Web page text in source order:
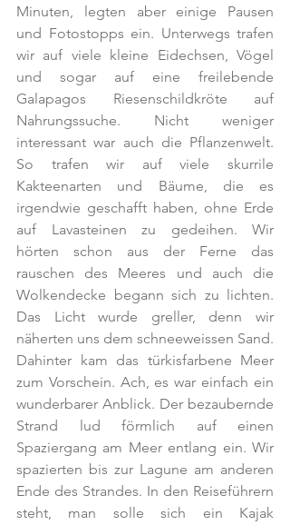
Minuten, legten aber einige Pausen
und Fotostopps ein. Unterwegs trafen
wir auf viele kleine Eidechsen, Vögel
und sogar auf eine freilebende
Galapagos Riesenschildkröte auf
Nahrungssuche. Nicht weniger
interessant war auch die Pflanzenwelt.
So trafen wir auf viele skurrile
Kakteenarten und Bäume, die es
irgendwie geschafft haben, ohne Erde
auf Lavasteinen zu gedeihen. Wir
hörten schon aus der Ferne das
rauschen des Meeres und auch die
Wolkendecke begann sich zu lichten.
Das Licht wurde greller, denn wir
näherten uns dem schneeweissen Sand.
Dahinter kam das türkisfarbene Meer
zum Vorschein. Ach, es war einfach ein
wunderbarer Anblick. Der bezaubernde
Strand lud förmlich auf einen
Spaziergang am Meer entlang ein. Wir
spazierten bis zur Lagune am anderen
Ende des Strandes. In den Reiseführern
steht, man solle sich ein Kajak